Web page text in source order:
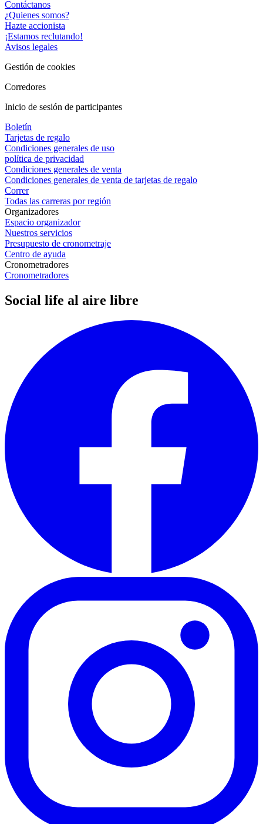
Contáctanos
¿Quienes somos?
Hazte accionista
¡Estamos reclutando!
Avisos legales
Gestión de cookies
Corredores
Inicio de sesión de participantes
Boletín
Tarjetas de regalo
Condiciones generales de uso
política de privacidad
Condiciones generales de venta
Condiciones generales de venta de tarjetas de regalo
Correr
Todas las carreras por región
Organizadores
Espacio organizador
Nuestros servicios
Presupuesto de cronometraje
Centro de ayuda
Cronometradores
Cronometradores
Social life al aire libre